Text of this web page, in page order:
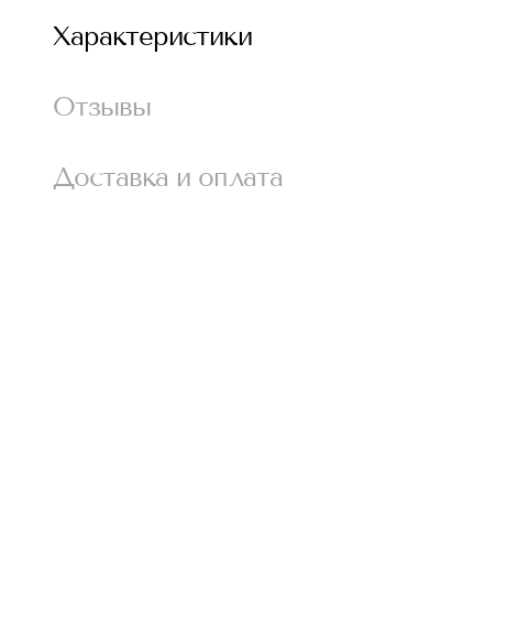
Характеристики
Отзывы
Доставка и оплата